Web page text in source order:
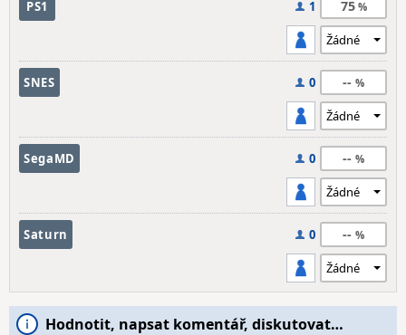
PS1 1 75
SNES 0 --
SegaMD 0 --
Saturn 0 --
Hodnotit, napsat komentář, diskutovat…